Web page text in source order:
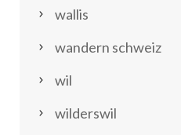
wallis
wandern schweiz
wil
wilderswil